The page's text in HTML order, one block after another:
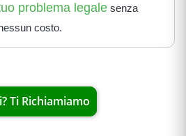
problema legale senza
costo.
Ti Richiamiamo